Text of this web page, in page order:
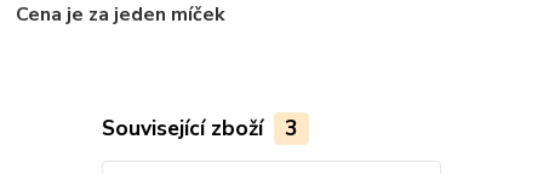
Cena je za jeden míček
Související zboží 3